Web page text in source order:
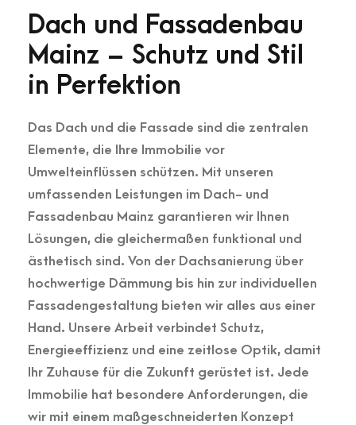
Dach und Fassadenbau
Mainz – Schutz und Stil
in Perfektion
Das Dach und die Fassade sind die zentralen
Elemente, die Ihre Immobilie vor
Umwelteinflüssen schützen. Mit unseren
umfassenden Leistungen im Dach- und
Fassadenbau Mainz garantieren wir Ihnen
Lösungen, die gleichermaßen funktional und
ästhetisch sind. Von der Dachsanierung über
hochwertige Dämmung bis hin zur individuellen
Fassadengestaltung bieten wir alles aus einer
Hand. Unsere Arbeit verbindet Schutz,
Energieeffizienz und eine zeitlose Optik, damit
Ihr Zuhause für die Zukunft gerüstet ist. Jede
Immobilie hat besondere Anforderungen, die
wir mit einem maßgeschneiderten Konzept